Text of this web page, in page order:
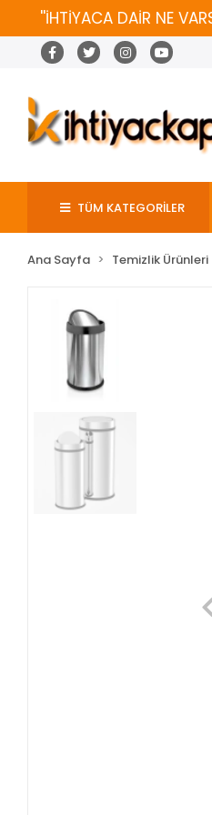
''İHTİYACA DAİR NE VARSA''
TÜM KATEGORİLER
Ana Sayfa Temizlik Ürünleri